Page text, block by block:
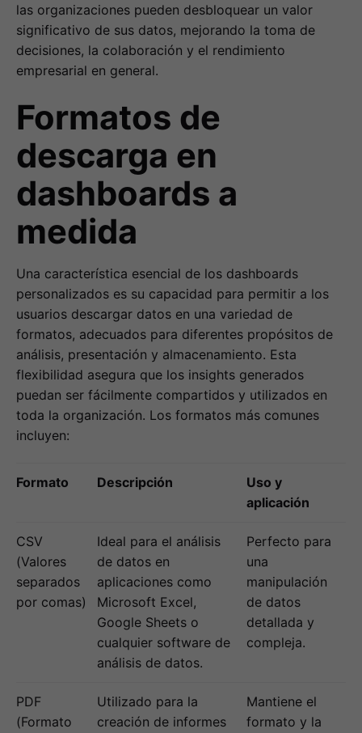
las organizaciones pueden desbloquear un valor
significativo de sus datos, mejorando la toma de
decisiones, la colaboración y el rendimiento
empresarial en general.
Formatos de
descarga en
dashboards a
medida
Una característica esencial de los dashboards
personalizados es su capacidad para permitir a los
usuarios descargar datos en una variedad de
formatos, adecuados para diferentes propósitos de
análisis, presentación y almacenamiento. Esta
flexibilidad asegura que los insights generados
puedan ser fácilmente compartidos y utilizados en
toda la organización. Los formatos más comunes
incluyen:
Formato Descripción
Uso y
aplicación
CSV
(Valores
separados
por comas)
Ideal para el análisis
de datos en
aplicaciones como
Microsoft Excel,
Google Sheets o
cualquier software de
análisis de datos.
Perfecto para
una
manipulación
de datos
detallada y
compleja.
PDF
(Formato
Utilizado para la
creación de informes
Mantiene el
formato y la